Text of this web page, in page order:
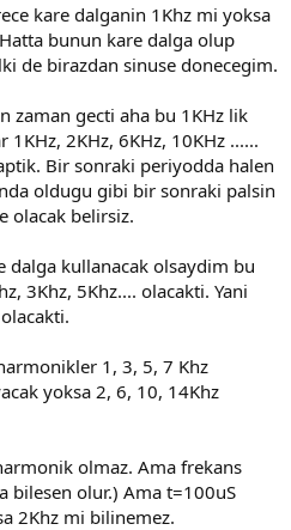
kare dalganin 1Khz mi yoksa
bunun kare dalga olup
de birazdan sinuse donecegim.
zaman gecti aha bu 1KHz lik
2KHz, 6KHz, 10KHz ......
Bir sonraki periyodda halen
oldugu gibi bir sonraki palsin
olacak belirsiz.
dalga kullanacak olsaydim bu
3Khz, 5Khz.... olacakti. Yani
1, 3, 5, 7 Khz
yoksa 2, 6, 10, 14Khz
olmaz. Ama frekans
bilesen olur.) Ama t=100uS
2Khz mi bilinemez.